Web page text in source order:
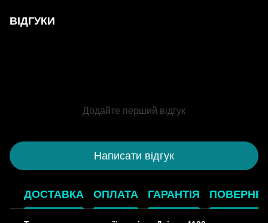
ВІДГУКИ
Додайте перший відгук
Написати відгук
ДОСТАВКА ОПЛАТА ГАРАНТІЯ